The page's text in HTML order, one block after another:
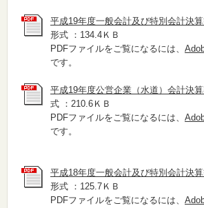
平成19年度一般会計及び特別会計決
形式 ：134.4ＫＢ
PDFファイルをご覧になるには、
です。
平成19年度公営企業（水道）会計決
式 ：210.6ＫＢ
PDFファイルをご覧になるには、
です。
平成18年度一般会計及び特別会計決
形式 ：125.7ＫＢ
PDFファイルをご覧になるには、